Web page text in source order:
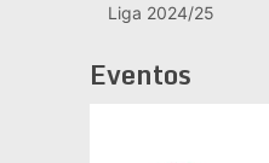
Liga 2024/25
Eventos